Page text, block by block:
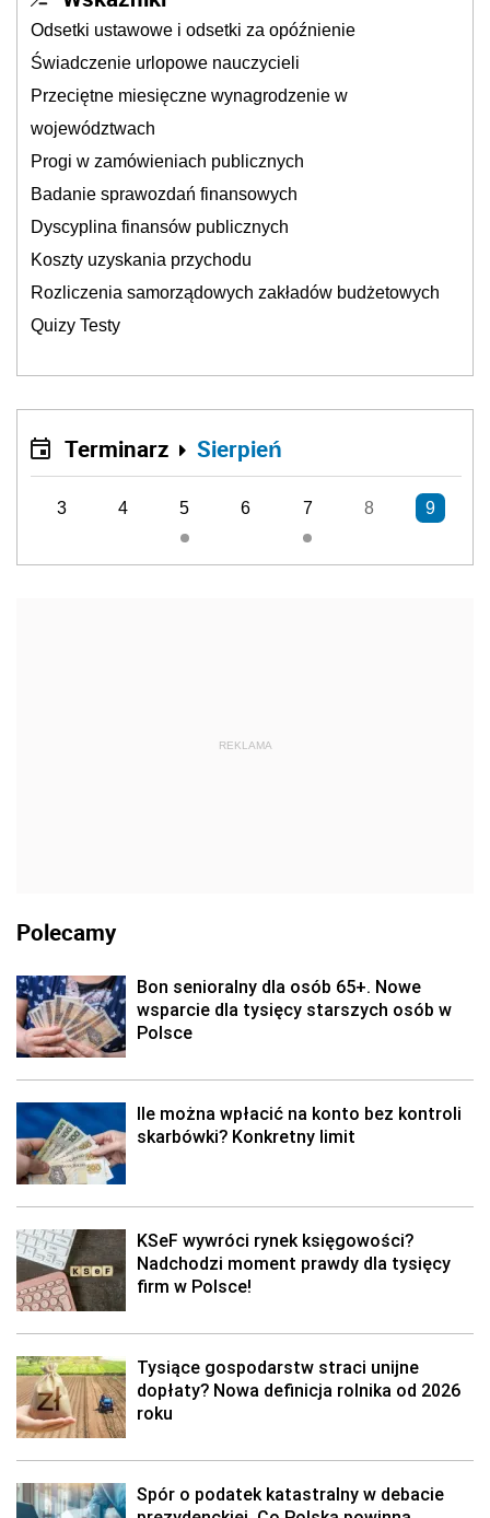
Odsetki ustawowe i odsetki za opóźnienie
Świadczenie urlopowe nauczycieli
Przeciętne miesięczne wynagrodzenie w
województwach
Progi w zamówieniach publicznych
Badanie sprawozdań finansowych
Dyscyplina finansów publicznych
Koszty uzyskania przychodu
Rozliczenia samorządowych zakładów budżetowych
Quizy Testy
Terminarz Sierpień
3 4 5 6 7 8 9
REKLAMA
Polecamy
Bon senioralny dla osób 65+. Nowe
wsparcie dla tysięcy starszych osób w
Polsce
Ile można wpłacić na konto bez kontroli
skarbówki? Konkretny limit
KSeF wywróci rynek księgowości?
Nadchodzi moment prawdy dla tysięcy
firm w Polsce!
Tysiące gospodarstw straci unijne
dopłaty? Nowa definicja rolnika od 2026
roku
Spór o podatek katastralny w debacie